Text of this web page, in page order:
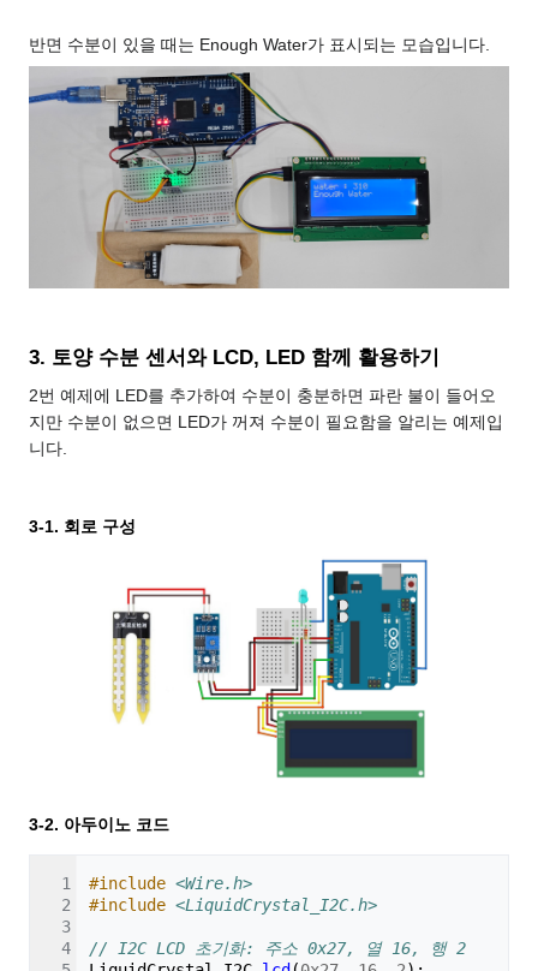
반면 수분이 있을 때는 Enough Water가 표시되는 모습입니다.
3. 토양 수분 센서와 LCD, LED 함께 활용하기
2번 예제에 LED를 추가하여 수분이 충분하면 파란 불이 들어오
지만 수분이 없으면 LED가 꺼져 수분이 필요함을 알리는 예제입
니다.
3-1. 회로 구성
3-2. 아두이노 코드
#include <Wire.h>
#include <LiquidCrystal_I2C.h>
// I2C LCD 초기화: 주소 0x27, 열 16, 행 2